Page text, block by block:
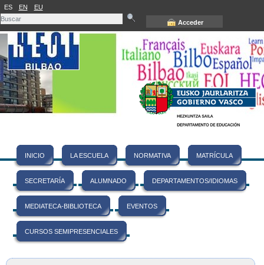
ES EN EU
Acceder
INICIO LA ESCUELA NORMATIVA MATRÍCULA
SECRETARÍA ALUMNADO DEPARTAMENTOS/IDIOMAS
MEDIATECA-BIBLIOTECA EVENTOS
CURSOS SEMIPRESENCIALES